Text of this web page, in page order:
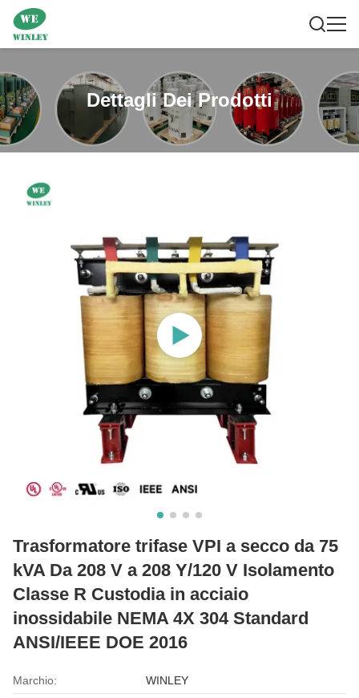
Dettagli Dei Prodotti
Trasformatore trifase VPI a secco da 75
kVA Da 208 V a 208 Y/120 V Isolamento
Classe R Custodia in acciaio
inossidabile NEMA 4X 304 Standard
ANSI/IEEE DOE 2016
Marchio: WINLEY